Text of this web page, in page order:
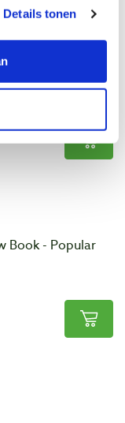
Details tonen
14 tpi met
Book - Popular